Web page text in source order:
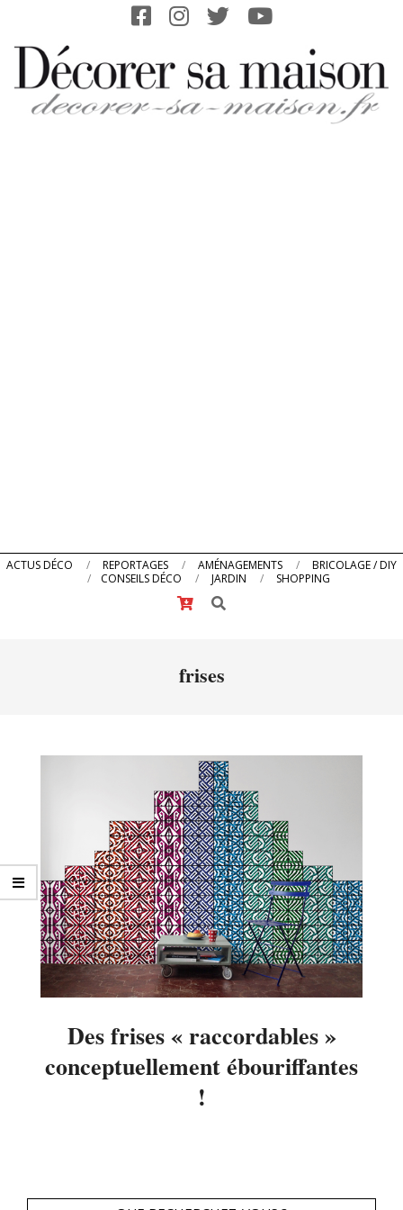
content
Primary
ACTUS DÉCO REPORTAGES AMÉNAGEMENTS
BRICOLAGE / DIY
CONSEILS DÉCO
JARDIN
SHOPPING
Search
frises
Des frises « raccordables »
conceptuellement ébouriffantes
!